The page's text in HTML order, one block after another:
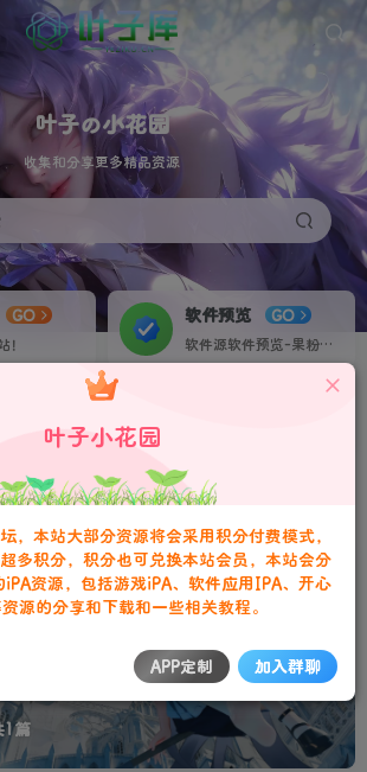
叶子の小花园
收集和分享更多精品资源
GO 软件预览 GO
软件源软件预览-果粉资源下载签名定制站！个人证书20起稳定不掉签！
素材资源！
子库交流群：751068497
积分兑换，连续签到积分翻倍！
子库交流群：751068497
法规、文明守法！
1篇
叶子小花园
，本站大部分资源将会采用积分付费模式，
多积分，积分也可兑换本站会员，本站会分
资源，包括游戏iPA、软件应用IPA、开心
源的分享和下载和一些相关教程。
APP定制 加入群聊